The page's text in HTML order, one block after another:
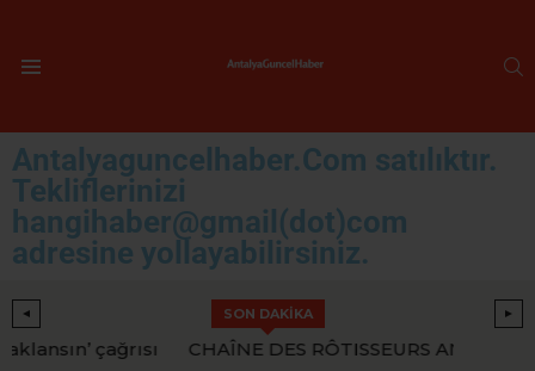
Antalyaguncelhaber.Com satılıktır.
Tekliflerinizi
hangihaber@gmail(dot)com
adresine yollayabilirsiniz.
SON DAKİKA
CHAÎNE DES RÔTISSEURS ANTALYA BÖLGESİ GELENEKSEL YEMEĞİ ANTALYA LOKANTASI’NDA GERÇEKLEŞTİ